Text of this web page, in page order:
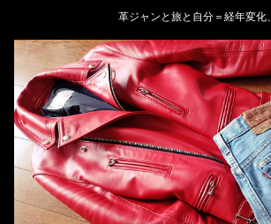
革ジャンと旅と自分＝経年変化、